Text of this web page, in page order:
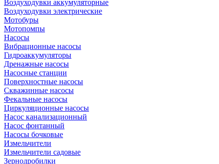
Воздуходувки аккумуляторные
Воздуходувки электрические
Мотобуры
Мотопомпы
Насосы
Вибрационные насосы
Гидроаккумуляторы
Дренажные насосы
Насосные станции
Поверхностные насосы
Скважинные насосы
Фекальные насосы
Циркуляционные насосы
Насос канализационный
Насос фонтанный
Насосы бочковые
Измельчители
Измельчители садовые
Зернодробилки